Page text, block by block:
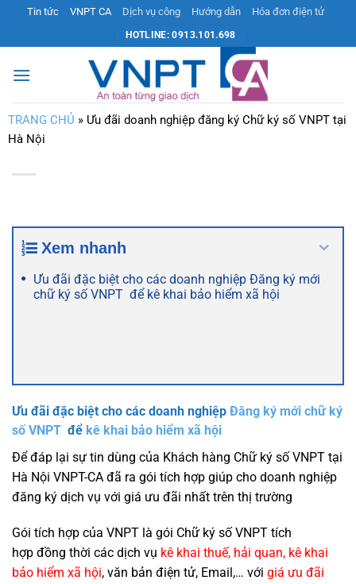
nội
dung
Tin tức VNPT CA Dịch vụ công Hướng dẫn Hóa đơn điện tử
HOTLINE: 0913.101.698
TRANG CHỦ » Ưu đãi doanh nghiệp đăng ký Chữ ký số VNPT tại
Hà Nội
Xem nhanh
Ưu đãi đặc biệt cho các doanh nghiệp Đăng ký mới
chữ ký số VNPT để kê khai bảo hiểm xã hội
Ưu đãi đặc biệt cho các doanh nghiệp Đăng ký mới chữ ký
số VNPT để kê khai bảo hiểm xã hội
Để đáp lại sự tin dùng của Khách hàng Chữ ký số VNPT tại
Hà Nội VNPT-CA đã ra gói tích hợp giúp cho doanh nghiệp
đăng ký dịch vụ với giá ưu đãi nhất trên thị trường
Gói tích hợp của VNPT là gói Chữ ký số VNPT tích
hợp đồng thời các dịch vụ kê khai thuế, hải quan, kê khai
bảo hiểm xã hội, văn bản điện tử, Email,… với giá ưu đãi